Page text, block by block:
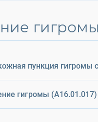
гигромы
пункция гигромы
гигромы (A16.01.017)